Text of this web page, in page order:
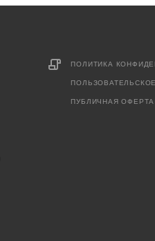
ПОЛИТИКА
ПУБЛИЧНАЯ ОФЕРТА